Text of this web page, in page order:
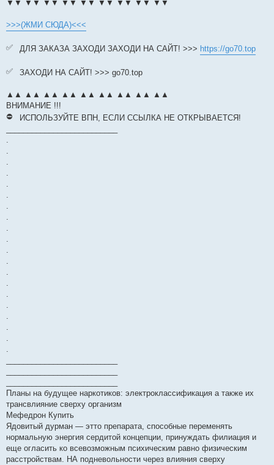
▼▼ ▼▼ ▼▼ ▼▼ ▼▼ ▼▼ ▼▼ ▼▼ ▼▼
>>>(ЖМИ СЮДА)<<<
ДЛЯ ЗАКАЗА ЗАХОДИ ЗАХОДИ НА САЙТ! >>> https://go70.top
ЗАХОДИ НА САЙТ! >>> go70.top
▲▲ ▲▲ ▲▲ ▲▲ ▲▲ ▲▲ ▲▲ ▲▲ ▲▲
ВНИМАНИЕ !!!
ИСПОЛЬЗУЙТЕ ВПН, ЕСЛИ ССЫЛКА НЕ ОТКРЫВАЕТСЯ!
.
.
.
.
.
.
.
.
.
.
.
.
.
.
.
.
.
.
.
.
Планы на будущее наркотиков: электроклассификация а также их
трансвлияние сверху организм
Мефедрон Купить
Ядовитый дурман — этто препарата, способные переменять
нормальную энергия сердитой концепции, принуждать филиация и
еще огласить ко всевозможным психическим равно физическим
расстройствам. НА подневольности через влияния сверху